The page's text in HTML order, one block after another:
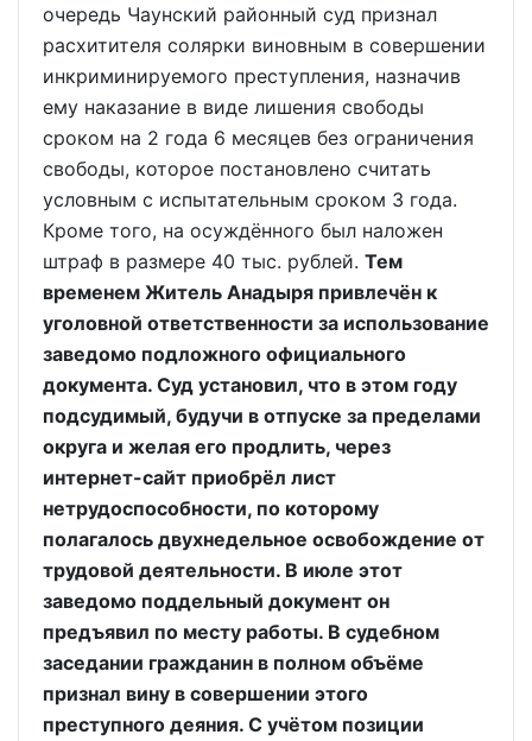
очередь Чаунский районный суд признал
расхитителя солярки виновным в совершении
инкриминируемого преступления, назначив
ему наказание в виде лишения свободы
сроком на 2 года 6 месяцев без ограничения
свободы, которое постановлено считать
условным с испытательным сроком 3 года.
Кроме того, на осуждённого был наложен
штраф в размере 40 тыс. рублей. Тем
временем Житель Анадыря привлечён к
уголовной ответственности за использование
заведомо подложного официального
документа. Суд установил, что в этом году
подсудимый, будучи в отпуске за пределами
округа и желая его продлить, через
интернет-сайт приобрёл лист
нетрудоспособности, по которому
полагалось двухнедельное освобождение от
трудовой деятельности. В июле этот
заведомо поддельный документ он
предъявил по месту работы. В судебном
заседании гражданин в полном объёме
признал вину в совершении этого
преступного деяния. С учётом позиции